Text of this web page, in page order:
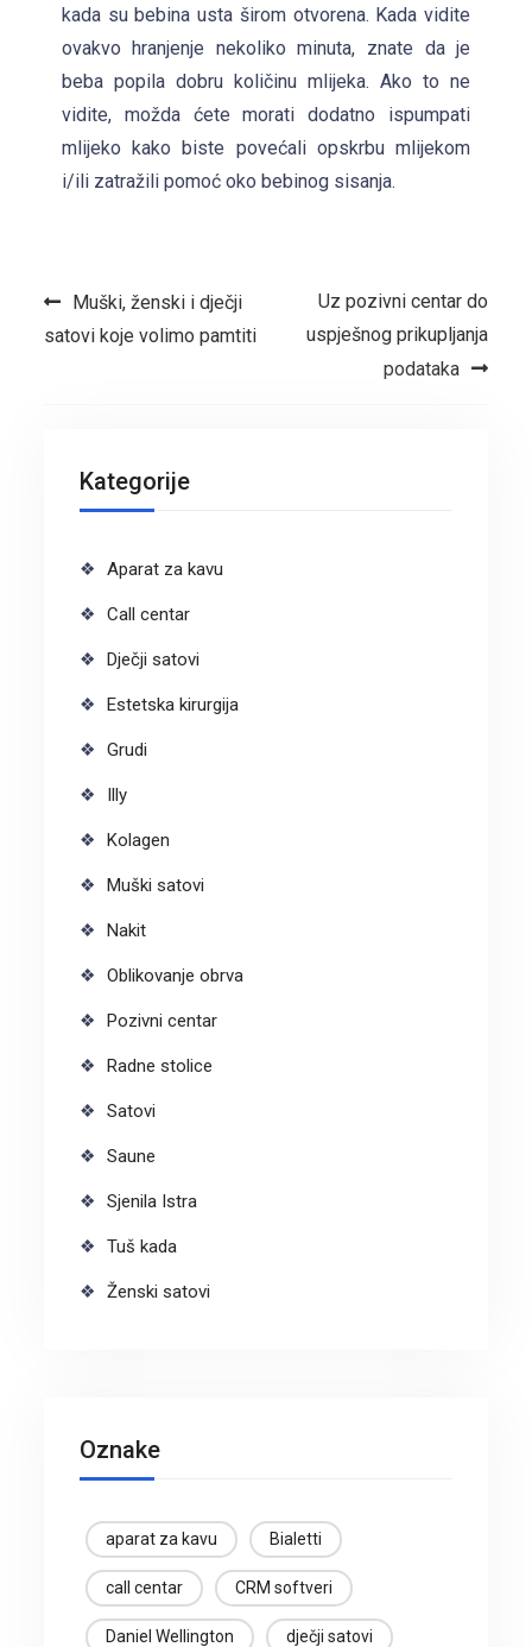
kada su bebina usta širom otvorena. Kada vidite
ovakvo hranjenje nekoliko minuta, znate da je
beba popila dobru količinu mlijeka. Ako to ne
vidite, možda ćete morati dodatno ispumpati
mlijeko kako biste povećali opskrbu mlijekom
i/ili zatražili pomoć oko bebinog sisanja.
Navigacija objava
Muški, ženski i dječji
satovi koje volimo pamtiti
Uz pozivni centar do
uspješnog prikupljanja
podataka
Kategorije
Aparat za kavu
Call centar
Dječji satovi
Estetska kirurgija
Grudi
Illy
Kolagen
Muški satovi
Nakit
Oblikovanje obrva
Pozivni centar
Radne stolice
Satovi
Saune
Sjenila Istra
Tuš kada
Ženski satovi
Oznake
aparat za kavu Bialetti
call centar CRM softveri
Daniel Wellington dječji satovi